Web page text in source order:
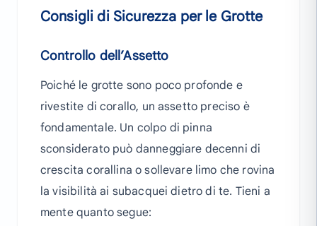
Consigli di Sicurezza per le Grotte
Controllo dell’Assetto
Poiché le grotte sono poco profonde e
rivestite di corallo, un assetto preciso è
fondamentale. Un colpo di pinna
sconsiderato può danneggiare decenni di
crescita corallina o sollevare limo che rovina
la visibilità ai subacquei dietro di te. Tieni a
mente quanto segue: